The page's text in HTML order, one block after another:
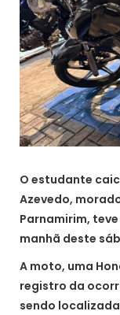
O estudante
Azevedo,
Parnamirim,
manhã deste
A moto, uma
registro da
sendo